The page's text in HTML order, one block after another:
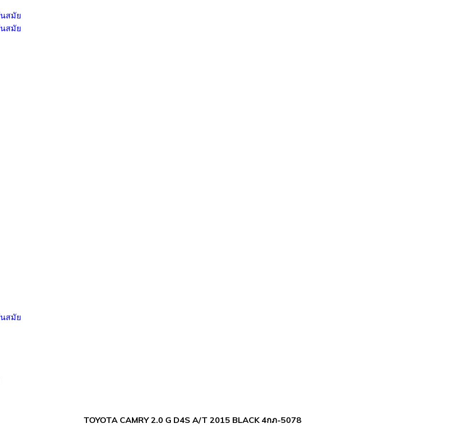
TOYOTA CAMRY 2.0 G D4S A/T 2015 BLACK 4กภ-5078